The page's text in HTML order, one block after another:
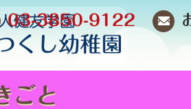
03-3850-9122
ごと